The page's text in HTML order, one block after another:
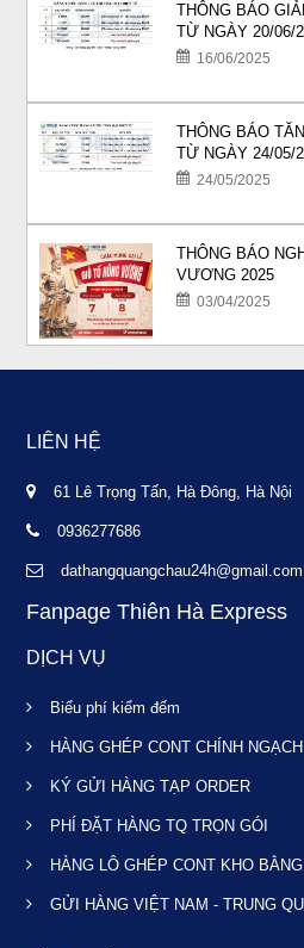
THÔNG BÁO
TỪ NGÀY 20/06/
16/06/2025
THÔNG BÁO
TỪ NGÀY 24/05/
24/05/2025
THÔNG BÁO
VƯƠNG 2025
03/04/2025
LIÊN HỆ
61 Lê Trọng Tấn, Hà Đông, Hà Nội
0936277686
dathangquangchau24h@gmail.com
Fanpage Thiên Hà Express
DỊCH VỤ
Biểu phí kiểm đếm
HÀNG GHÉP CONT CHÍNH NGẠCH
KÝ GỬI HÀNG TẠP ORDER
PHÍ ĐẶT HÀNG TQ TRỌN GÓI
HÀNG LÔ GHÉP CONT KHO
GỬI HÀNG VIỆT NAM - TRUNG